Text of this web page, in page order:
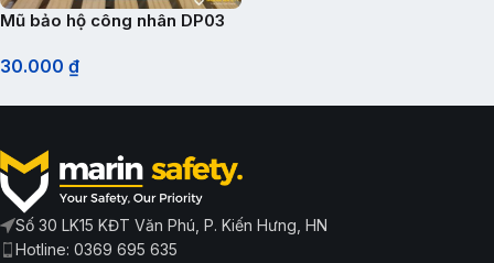
Mũ bảo hộ công nhân DP03
30.000 ₫
Số 30 LK15 KĐT Văn Phú, P. Kiến Hưng, HN
Hotline: 0369 695 635